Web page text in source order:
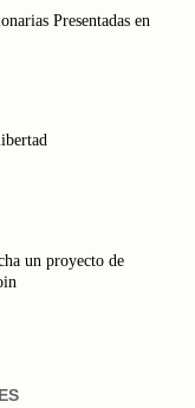
Presentadas en
un proyecto de